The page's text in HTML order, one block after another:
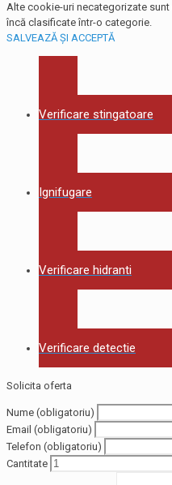
Alte cookie-uri necategorizate
încă clasificate într-o categorie.
SALVEAZĂ ȘI ACCEPTĂ
Verificare stingatoare
Ignifugare
Verificare hidranti
Verificare detectie
Solicita oferta
Nume (obligatoriu)
Email (obligatoriu)
Telefon (obligatoriu)
Cantitate